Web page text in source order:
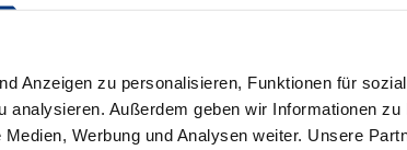
Anzeigen zu personalisieren, Funktionen für
analysieren. Außerdem geben wir Informationen
Werbung und Analysen weiter. Unsere
Add to Cart
cost notice